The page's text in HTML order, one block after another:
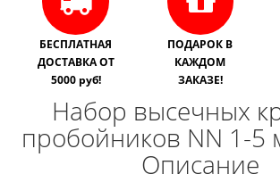
БЕСПЛАТНАЯ
ДОСТАВКА ОТ
5000 руб!
ПОДАРОК В
КАЖДОМ
ЗАКАЗЕ!
Набор высечных
пробойников NN 1-5
Описание